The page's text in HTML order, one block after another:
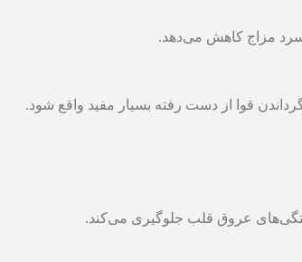
مزاج کاهش می‌دهد.
قوا از دست رفته بسیار مفید واقع شود.